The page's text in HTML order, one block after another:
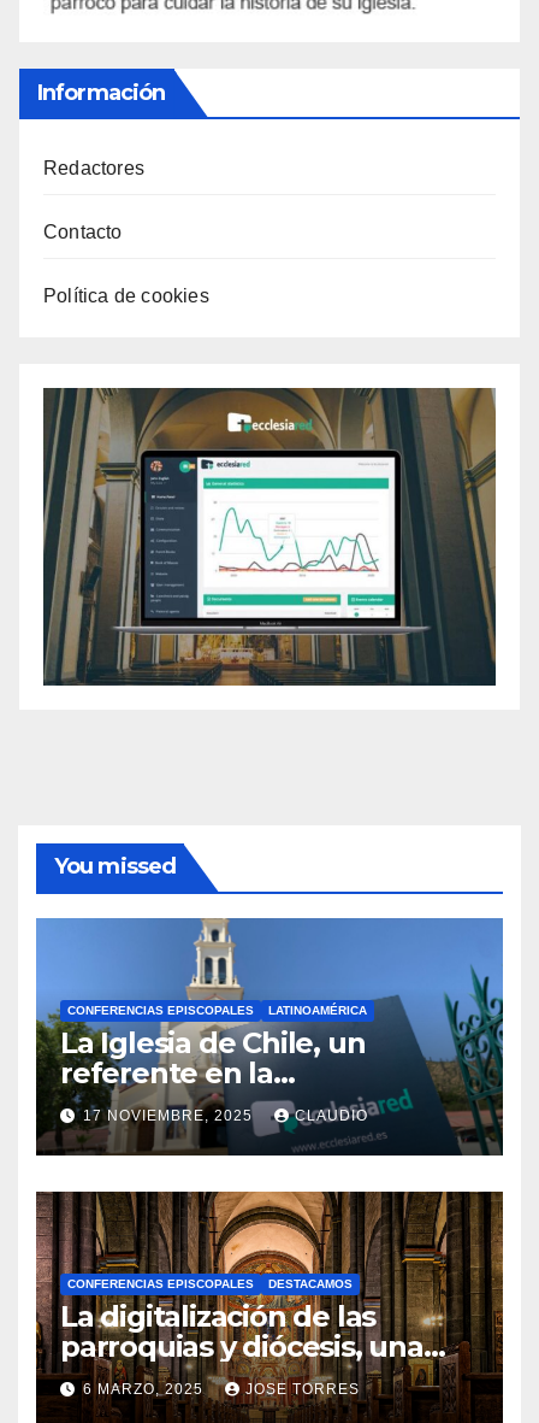
Información
Redactores
Contacto
Política de cookies
You missed
CONFERENCIAS EPISCOPALES LATINOAMÉRICA
La Iglesia de Chile, un
referente en la
transformación digital
gracias a Ecclesiared
17 NOVIEMBRE, 2025 CLAUDIO
N
O
H
A
Y
C
O
M
CONFERENCIAS EPISCOPALES DESTACAMOS
La digitalización de las
parroquias y diócesis, una
realidad ya para el futuro de
la Iglesia
6 MARZO, 2025 JOSE TORRES